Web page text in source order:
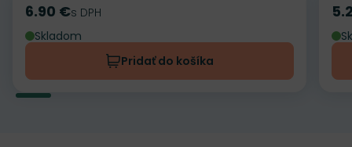
Cena
6.90 €s DPH
Skladom
Pridať do košíka